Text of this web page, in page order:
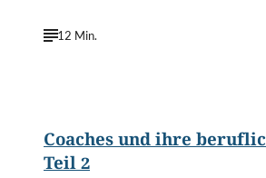
12 Min.
Coaches und ihre
Teil 2